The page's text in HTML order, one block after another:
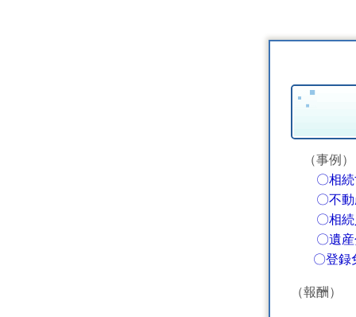
（事例）
〇相
〇不動産
〇相続人
〇遺
〇登録免
（報酬）